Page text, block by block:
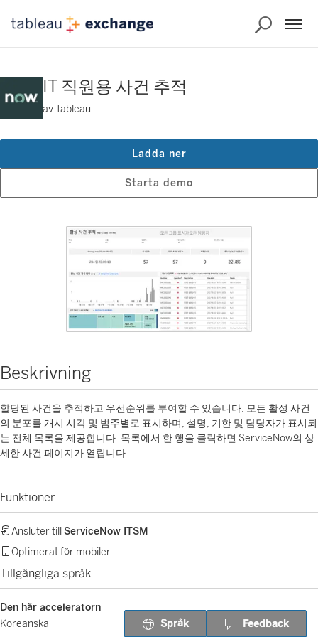
IT 직원용 사건 추적
av Tableau
Starta demo
Ladda ner
Beskrivning
할당된 사건을 추적하고 우선순위를 부여할 수 있습니다. 모든 활성 사건
의 분포를 개시 시각 및 범주별로 표시하며, 설명, 기한 및 담당자가 표시되
는 전체 목록을 제공합니다. 목록에서 한 행을 클릭하면 ServiceNow의 상
세한 사건 페이지가 열립니다.
Funktioner
Ansluter till ServiceNow ITSM
Optimerat för mobiler
Tillgängliga språk
Den här acceleratorn
Koreanska
Språk Feedback